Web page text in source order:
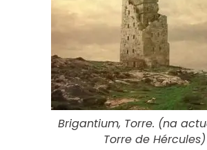
Brigantium, Torre. (na
Torre de Hércules)